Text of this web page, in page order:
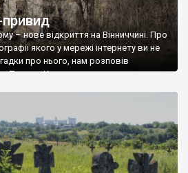
– нове відкриття на Вінниччині. Про
якого у мережі інтернету ви не
про нього, нам розповів
Палац у Красному вразив не лише